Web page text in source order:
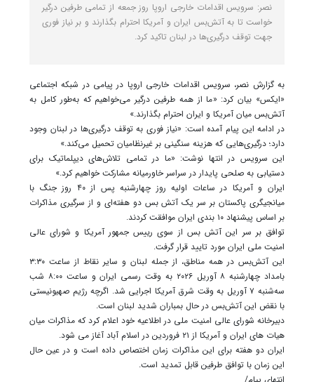
نصر: سرویس اقدامات خارجی اروپا روز جمعه از تمامی طرفین درگیر
خواست تا به آتش‌بس ایران و آمریکا احترام بگذارند و بر نیاز فوری
جهت توقف درگیری‌ها در لبنان تاکید کرد.
به گزارش نصر، سرویس اقدامات خارجی اروپا در پیامی در شبکه اجتماعی
«ایکس» بیان کرد: «ما از همه طرفین درگیر می‌خواهیم که به‌طور کامل به
آتش‌بس میان آمریکا و ایران احترام بگذارند.»
در ادامه این پیام آمده است: «نیاز فوری به توقف درگیری‌ها در لبنان وجود
دارد؛ درگیری‌هایی که هزینه سنگینی بر غیرنظامیان تحمیل می‌کند.»
این سرویس در انتها نوشت: «ما در تمامی تلاش‌های دیپلماتیک برای
دستیابی به صلحی پایدار در سراسر خاورمیانه مشارکت خواهیم کرد.»
ایران و آمریکا در ساعات اولیه روز چهارشنبه پس از ۴۰ روز جنگ با
میانجیگری پاکستان بر سر یک آتش بس دو هفته‌ای و از سرگیری مذاکرات
بر اساس پیشنهاد ۱۰ بندی ایران موافقت کردند.
توافق بر سر این آتش بس از سوی رییس جمهور آمریکا و شورای عالی
امنیت ملی ایران مورد تایید قرار گرفت.
این آتش‌بس در همه مناطق، از جمله لبنان و سایر نقاط از ساعت ۳:۳۰
بامداد چهارشنبه ۸ آوریل ۲۰۲۶ به وقت رسمی ایران و ساعت ۸:۰۰ شب
سه‌شنبه ۷ آوریل به وقت شرق آمریکا اجرایی شد. اگرچه رژیم صهیونیستی
با نقض این آتش‌بس در حال بمباران شدید لبنان است.
دبیرخانه شورای عالی امنیت ملی در اطلاعیه خود اعلام کرد که مذاکرات میان
هیات های ایران و آمریکا از ۲۱ فروردین در اسلام آباد آغاز می شود.
ایران دو هفته برای این مذاکرات زمان اختصاص داده است و در عین حال
این زمان با توافق طرفین قابل تمدید است.